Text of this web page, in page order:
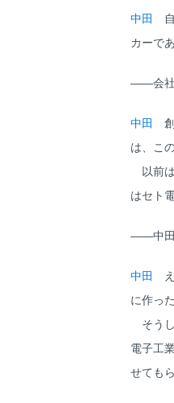
中田
自
カーで
――会社
中田
創
は、こ
以前は
はセト
――中田
中田
え
に作っ
そうし
電子工
せても